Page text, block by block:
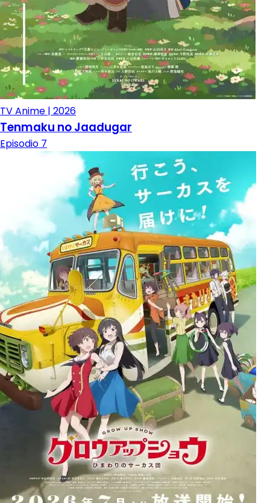
TV Anime | 2026
Tenmaku no Jaadugar
Episodio 7